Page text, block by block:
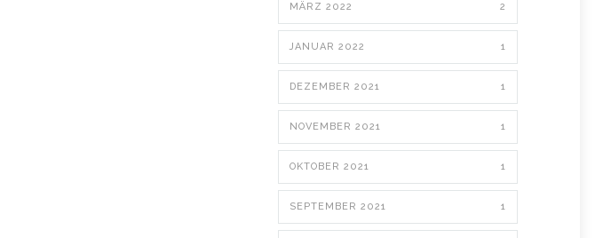
MÄRZ 2022 2
JANUAR 2022 1
DEZEMBER 2021 1
NOVEMBER 2021 1
OKTOBER 2021 1
SEPTEMBER 2021 1